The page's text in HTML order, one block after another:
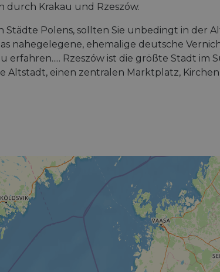
durch Krakau und Rzeszów.
Polens, sollten Sie unbedingt in der
nahegelegene, ehemalige deutsche
Rzeszów ist die größte Stadt im
Altstadt, einen zentralen Marktplatz,